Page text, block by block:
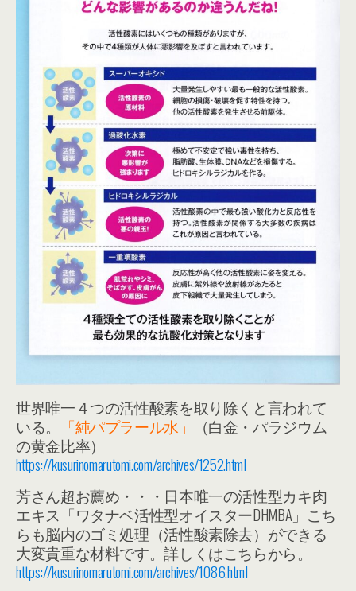
世界唯一４つの活性酸素を取り除くと言われて
いる。
「純パプラール水」
（白金・パラジウム
の黄金比率）
https://kusurinomarutomi.com/archives/1252.html
芳さん超お薦め・・・日本唯一の活性型カキ肉
エキス「ワタナベ活性型オイスターDHMBA」こち
らも脳内のゴミ処理（活性酸素除去）ができる
大変貴重な材料です。詳しくはこちらから。
https://kusurinomarutomi.com/archives/1086.html